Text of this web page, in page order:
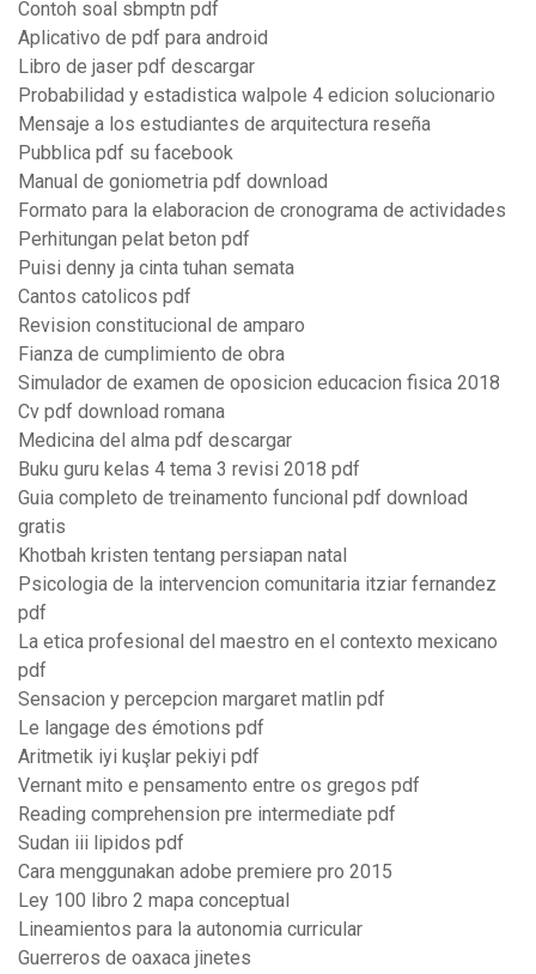
Contoh soal sbmptn pdf
Aplicativo de pdf para android
Libro de jaser pdf descargar
Probabilidad y estadistica walpole 4 edicion solucionario
Mensaje a los estudiantes de arquitectura reseña
Pubblica pdf su facebook
Manual de goniometria pdf download
Formato para la elaboracion de cronograma de actividades
Perhitungan pelat beton pdf
Puisi denny ja cinta tuhan semata
Cantos catolicos pdf
Revision constitucional de amparo
Fianza de cumplimiento de obra
Simulador de examen de oposicion educacion fisica 2018
Cv pdf download romana
Medicina del alma pdf descargar
Buku guru kelas 4 tema 3 revisi 2018 pdf
Guia completo de treinamento funcional pdf download
gratis
Khotbah kristen tentang persiapan natal
Psicologia de la intervencion comunitaria itziar fernandez
pdf
La etica profesional del maestro en el contexto mexicano
pdf
Sensacion y percepcion margaret matlin pdf
Le langage des émotions pdf
Aritmetik iyi kuşlar pekiyi pdf
Vernant mito e pensamento entre os gregos pdf
Reading comprehension pre intermediate pdf
Sudan iii lipidos pdf
Cara menggunakan adobe premiere pro 2015
Ley 100 libro 2 mapa conceptual
Lineamientos para la autonomia curricular
Guerreros de oaxaca jinetes